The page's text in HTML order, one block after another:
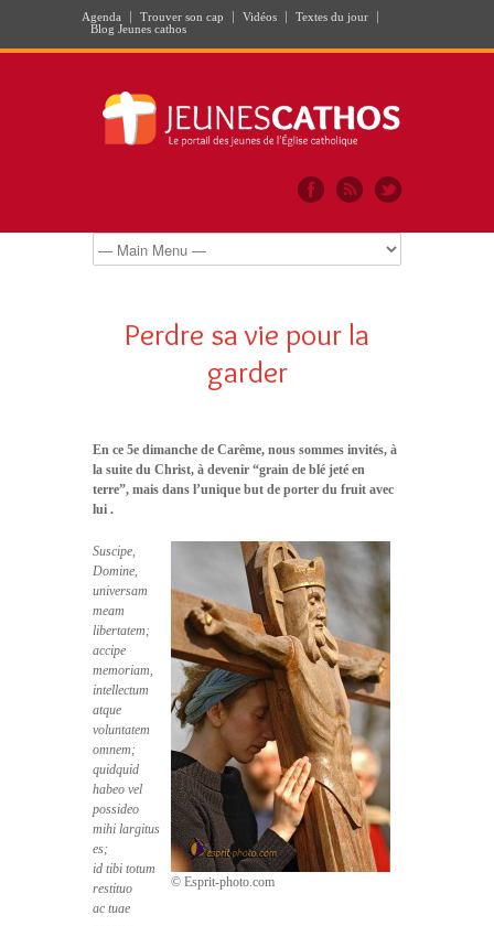
Agenda Trouver son cap Vidéos
Textes du jour
Blog Jeunes cathos
Perdre sa vie pour la
garder
En ce 5e dimanche de Carême, nous sommes invités, à
la suite du Christ, à devenir “grain de blé jeté en
terre”, mais dans l’unique but de porter du fruit avec
lui .
© Esprit-photo.com
Suscipe,
Domine,
universam
meam
libertatem;
accipe
memoriam,
intellectum
atque
voluntatem
omnem;
quidquid
habeo vel
possideo
mihi largitus
es;
id tibi totum
restituo
ac tuae